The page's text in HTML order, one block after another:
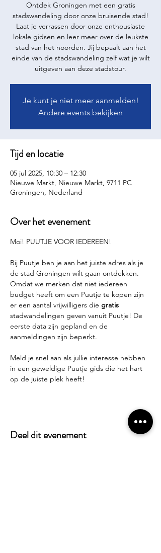
Ontdek Groningen met een gratis
stadswandeling door onze bruisende stad!
Laat je verrassen door onze enthousiaste
lokale gidsen en leer meer over de leukste
stad van het noorden. Jij bepaalt aan het
einde van de stadswandeling zelf wat je wilt
uitgeven aan deze stadstour.
Je kunt je niet meer aanmelden!
Andere events bekijken
Tijd en locatie
05 jul 2025, 10:30 – 12:30
Nieuwe Markt, Nieuwe Markt, 9711 PC
Groningen, Nederland
Over het evenement
Moi! PUUTJE VOOR IEDEREEN!
Bij Puutje ben je aan het juiste adres als je
de stad Groningen wilt gaan ontdekken.
Omdat we merken dat niet iedereen
budget heeft om een Puutje te kopen zijn
er een aantal vrijwilligers die gratis
stadwandelingen geven vanuit Puutje! De
eerste data zijn gepland en de
aanmeldingen zijn beperkt.
Meld je snel aan als jullie interesse hebben
in een geweldige Puutje gids die het hart
op de juiste plek heeft!
Deel dit evenement